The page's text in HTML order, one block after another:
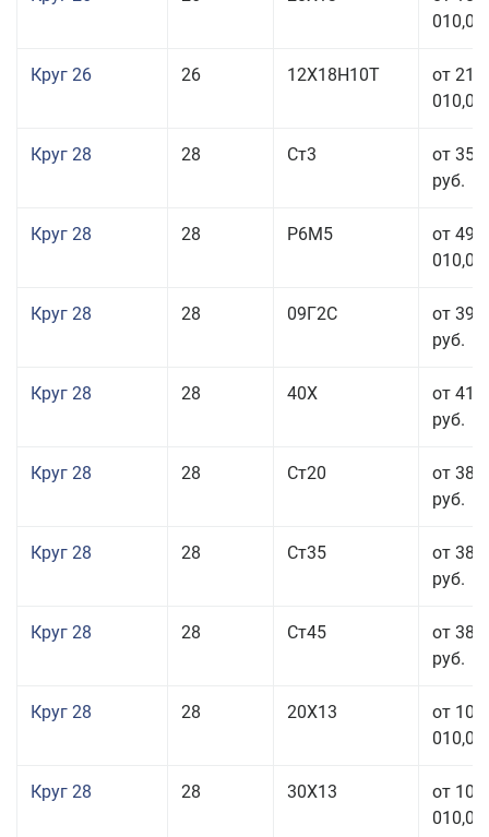
010,00
Круг 26 26 12Х18Н10Т
от 210
010,00
Круг 28 28 Ст3
от 35
руб.
Круг 28 28 Р6М5
от 499
010,00
Круг 28 28 09Г2С
от 39
руб.
Круг 28 28 40Х
от 41
руб.
Круг 28 28 Ст20
от 38
руб.
Круг 28 28 Ст35
от 38
руб.
Круг 28 28 Ст45
от 38
руб.
Круг 28 28 20Х13
от 103
010,00
Круг 28 28 30Х13
от 103
010,00